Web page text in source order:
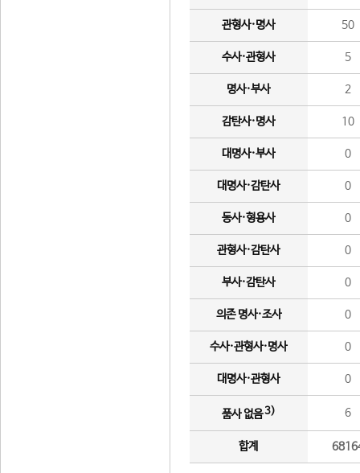
관형사·명사 50
수사·관형사 5
명사·부사 2
감탄사·명사 10
대명사·부사 0
대명사·감탄사 0
동사·형용사 0
관형사·감탄사 0
부사·감탄사 0
의존 명사·조사 0
수사·관형사·명사 0
대명사·관형사 0
품사 없음3) 6
합계